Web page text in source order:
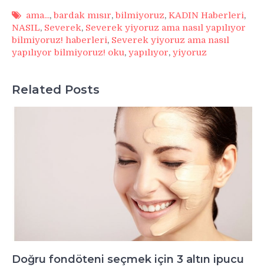
ama..., bardak mısır, bilmiyoruz, KADIN Haberleri,
NASIL, Severek, Severek yiyoruz ama nasıl yapılıyor
bilmiyoruz! haberleri, Severek yiyoruz ama nasıl
yapılıyor bilmiyoruz! oku, yapılıyor, yiyoruz
Related Posts
Doğru fondöteni seçmek için 3 altın ipucu